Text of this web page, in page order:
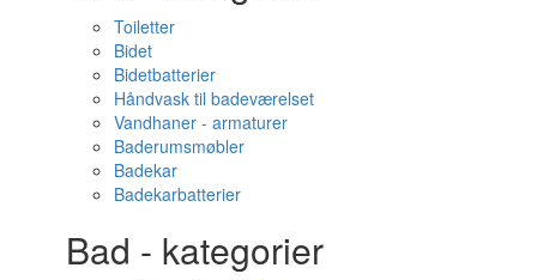
Toiletter
Bidet
Bidetbatterier
Håndvask til badeværelset
Vandhaner - armaturer
Baderumsmøbler
Badekar
Badekarbatterier
Bad - kategorier